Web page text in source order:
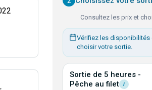
Consultez les prix et
Vérifiez les
choisir votre sortie.
Sortie de 5 heures -
Pêche aufilet i